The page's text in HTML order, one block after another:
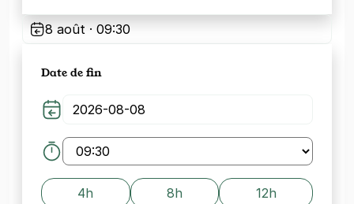
8 août · 09:30
Date de fin
4h 8h 12h